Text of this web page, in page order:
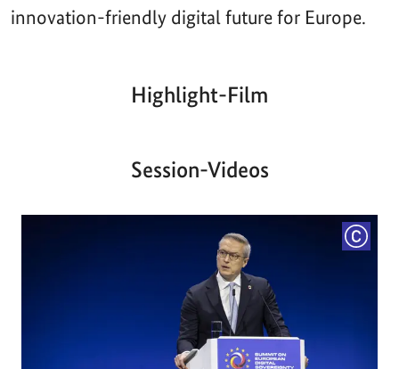
innovation-friendly digital future for Europe.
Highlight-Film
Aktueller
00:00| 00:00
Session-Videos